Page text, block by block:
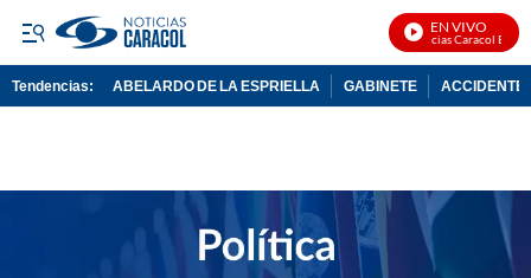
EN VIVO
Noticias Caracol En Vivo
Tendencias: ABELARDO DE LA ESPRIELLA GABINETE ACCIDENTE